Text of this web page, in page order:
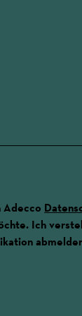
Adecco
Ich